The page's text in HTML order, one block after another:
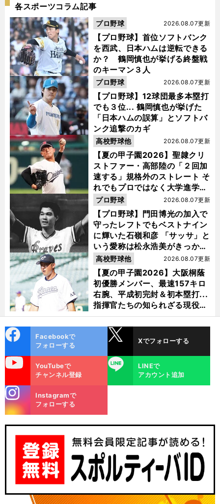
各スポーツコラム記事
【プロ野球】首位ソフトバンク
を西武、日本ハムは逆転できる
か？ 鶴岡慎也が挙げる終盤戦
のキーマン３人
2026.08.07更新
プロ野球
【プロ野球】12球団最多本塁打
でも３位... 鶴岡慎也が挙げた
「日本ハムの誤算」とソフトバ
ンク追撃のカギ
2026.08.07更新
プロ野球
【夏の甲子園2026】聖隷クリ
ストファー・高部陸の「２回加
速する」規格外のストレート そ
れでもプロではなく大学進学を
選ぶ理由
2026.08.07更新
高校野球他
【プロ野球】門田博光の加入で
守ったレフトでもベストナイン
に輝いた石嶺和彦 「サッサ」と
いう愛称は松永浩美がきっか
け？
2026.08.07更新
プロ野球
【夏の甲子園2026】大阪桐蔭
初優勝メンバー、最速157キロ
右腕、平成初完封＆初本塁打...
指揮官たちの知られざる現役時
代
2026.08.07更新
高校野球他
ok
Facebookで
フォローする
Xでフォローする
YouTubeで
チャンネル登録
LINE
LINEで
アカウント追加
m
Instagramで
フォローする